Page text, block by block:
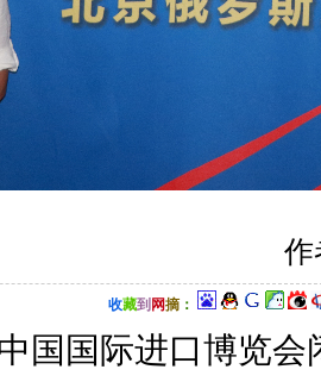
收藏到 网摘：
国国际进口博览会